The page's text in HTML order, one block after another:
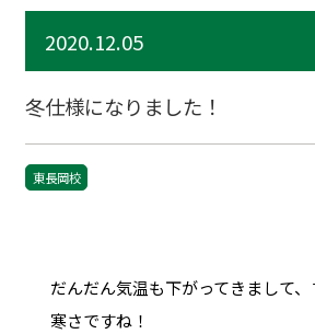
2020.12.05
冬仕様になりました！
東長岡校
だんだん気温も下がってきまして
寒さですね！